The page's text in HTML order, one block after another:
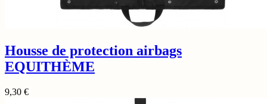
Housse de protection airbags
EQUITHÈME
9,30 €